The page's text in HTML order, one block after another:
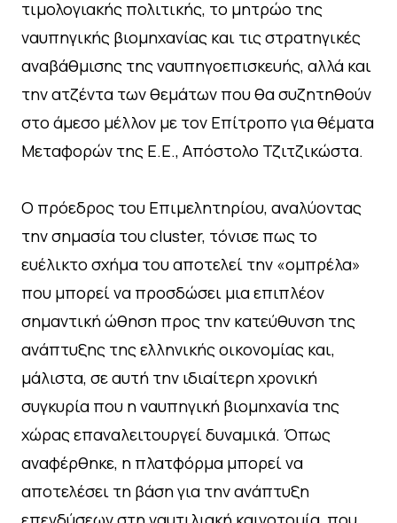
τιμολογιακής πολιτικής, το μητρώο της
ναυπηγικής βιομηχανίας και τις στρατηγικές
αναβάθμισης της ναυπηγοεπισκευής, αλλά και
την ατζέντα των θεμάτων που θα συζητηθούν
στο άμεσο μέλλον με τον Επίτροπο για θέματα
Μεταφορών της Ε.Ε., Απόστολο Τζιτζικώστα.
Ο πρόεδρος του Επιμελητηρίου, αναλύοντας
την σημασία του cluster, τόνισε πως το
ευέλικτο σχήμα του αποτελεί την «ομπρέλα»
που μπορεί να προσδώσει μια επιπλέον
σημαντική ώθηση προς την κατεύθυνση της
ανάπτυξης της ελληνικής οικονομίας και,
μάλιστα, σε αυτή την ιδιαίτερη χρονική
συγκυρία που η ναυπηγική βιομηχανία της
χώρας επαναλειτουργεί δυναμικά. Όπως
αναφέρθηκε, η πλατφόρμα μπορεί να
αποτελέσει τη βάση για την ανάπτυξη